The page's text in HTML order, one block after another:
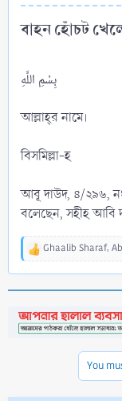
বাহন হোঁচট
بِسْمِ اللَّهِ
আল্লাহ্‌র নামে।
বিসমিল্লা-হ
আবূ দাউদ, ৪/২৯৬,
বলেছেন, সহীহ আবি
R
t
i
Ghaalib Sharaf,
You